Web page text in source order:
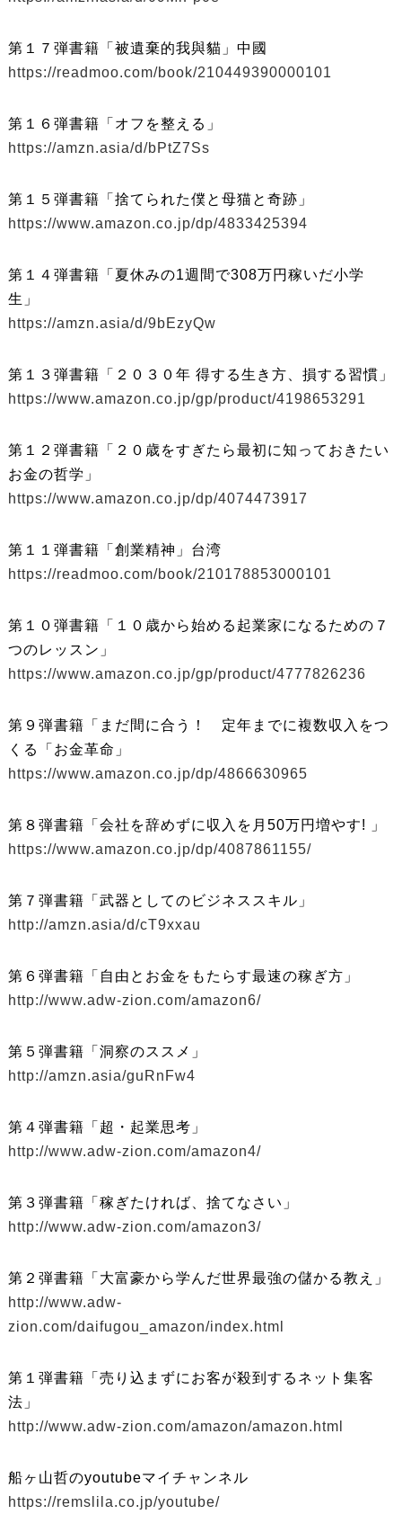
第１７弾書籍「被遺棄的我與貓」中國
https://readmoo.com/book/210449390000101
第１６弾書籍「オフを整える」
https://amzn.asia/d/bPtZ7Ss
第１５弾書籍「捨てられた僕と母猫と奇跡」
https://www.amazon.co.jp/dp/4833425394
第１４弾書籍「夏休みの1週間で308万円稼いだ小学
生」
https://amzn.asia/d/9bEzyQw
第１３弾書籍「２０３０年 得する生き方、損する習慣」
https://www.amazon.co.jp/gp/product/4198653291
第１２弾書籍「２０歳をすぎたら最初に知っておきたい
お金の哲学」
https://www.amazon.co.jp/dp/4074473917
第１１弾書籍「創業精神」台湾
https://readmoo.com/book/210178853000101
第１０弾書籍「１０歳から始める起業家になるための７
つのレッスン」
https://www.amazon.co.jp/gp/product/4777826236
第９弾書籍「まだ間に合う！ 定年までに複数収入をつ
くる「お金革命」
https://www.amazon.co.jp/dp/4866630965
第８弾書籍「会社を辞めずに収入を月50万円増やす! 」
https://www.amazon.co.jp/dp/4087861155/
第７弾書籍「武器としてのビジネススキル」
http://amzn.asia/d/cT9xxau
第６弾書籍「自由とお金をもたらす最速の稼ぎ方」
http://www.adw-zion.com/amazon6/
第５弾書籍「洞察のススメ」
http://amzn.asia/guRnFw4
第４弾書籍「超・起業思考」
http://www.adw-zion.com/amazon4/
第３弾書籍「稼ぎたければ、捨てなさい」
http://www.adw-zion.com/amazon3/
第２弾書籍「大富豪から学んだ世界最強の儲かる教え」
http://www.adw-
zion.com/daifugou_amazon/index.html
第１弾書籍「売り込まずにお客が殺到するネット集客
法」
http://www.adw-zion.com/amazon/amazon.html
船ヶ山哲のyoutubeマイチャンネル
https://remslila.co.jp/youtube/